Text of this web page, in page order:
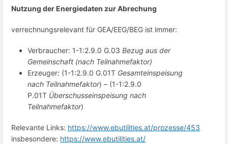
Nutzung der Energiedaten zur Abrechung
verrechnungsrelevant für GEA/EEG/BEG ist immer:
Verbraucher: 1-1:2.9.0 G.03 Bezug aus der
Gemeinschaft (nach Teilnahmefaktor)
Erzeuger: (1-1:2.9.0 G.01T Gesamteinspeisung
nach Teilnahmefaktor) – (1-1:2.9.0
P.01T Überschusseinspeisung nach
Teilnahmefaktor)
Relevante Links: https://www.ebutilities.at/prozesse/453
insbesondere: https://www.ebutilities.at/